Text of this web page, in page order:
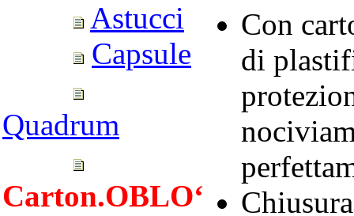
Astucci
Capsule
Quadrum
Carton.OBLO‘
Con
di